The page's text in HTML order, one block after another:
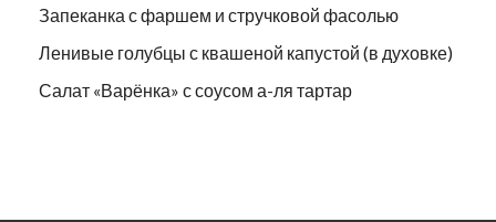
Запеканка с фаршем и стручковой фасолью
Ленивые голубцы с квашеной капустой (в духовке)
Салат «Варёнка» с соусом а-ля тартар